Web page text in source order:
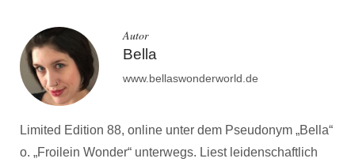
Autor
Bella
www.bellaswonderworld.de
Limited Edition 88, online unter dem Pseudonym „Bella“
o. „Froilein Wonder“ unterwegs. Liest leidenschaftlich